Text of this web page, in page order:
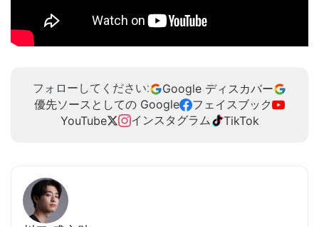
フォローしてください:
Google ディスカバー
優先ソースとしての Google
フェイスブック
YouTube
インスタグラム TikTok